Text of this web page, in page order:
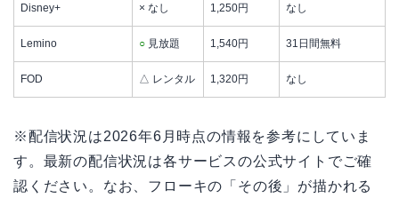
Disney+ × なし 1,250円 なし
Lemino ○ 見放題 1,540円 31日間無料
FOD △ レンタル 1,320円 なし
※配信状況は2026年6月時点の情報を参考にしていま
す。最新の配信状況は各サービスの公式サイトでご確
認ください。なお、フローキの「その後」が描かれる